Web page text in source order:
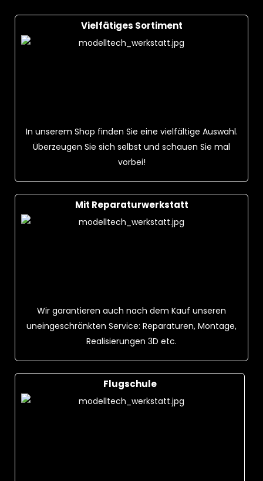
Vielfätiges Sortiment
In unserem Shop finden Sie eine vielfältige Auswahl.
Überzeugen Sie sich selbst und schauen Sie mal
vorbei!
Mit Reparaturwerkstatt
Wir garantieren auch nach dem Kauf unseren
uneingeschränkten Service: Reparaturen, Montage,
Realisierungen 3D etc.
Flugschule